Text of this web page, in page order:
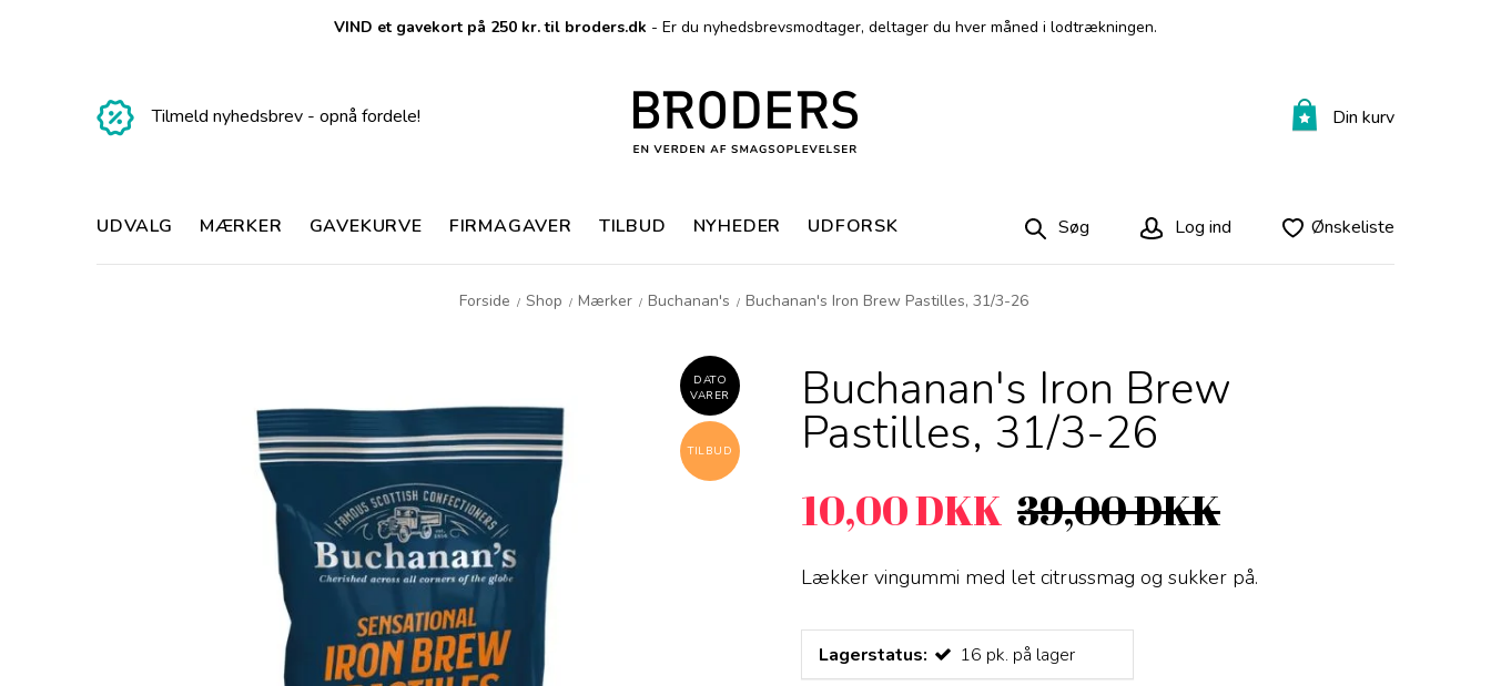
VIND et gavekort på 250 kr. til broders.dk - Er du nyhedsbrevsmodtager, deltager du hver måned i lodtrækningen.
Tilmeld nyhedsbrev - opnå fordele! Din kurv
UDVALG MÆRKER GAVEKURVE FIRMAGAVER TILBUD NYHEDER UDFORSK Søg Log ind Ønskeliste
Forside / Shop / Mærker / Buchanan's / Buchanan's Iron Brew Pastilles, 31/3-26
DATO
VARER
TILBUD
Buchanan's Iron Brew
Pastilles, 31/3-26
10,00 DKK 39,00 DKK
Lækker vingummi med let citrussmag og sukker på.
Lagerstatus: 16 pk. på lager